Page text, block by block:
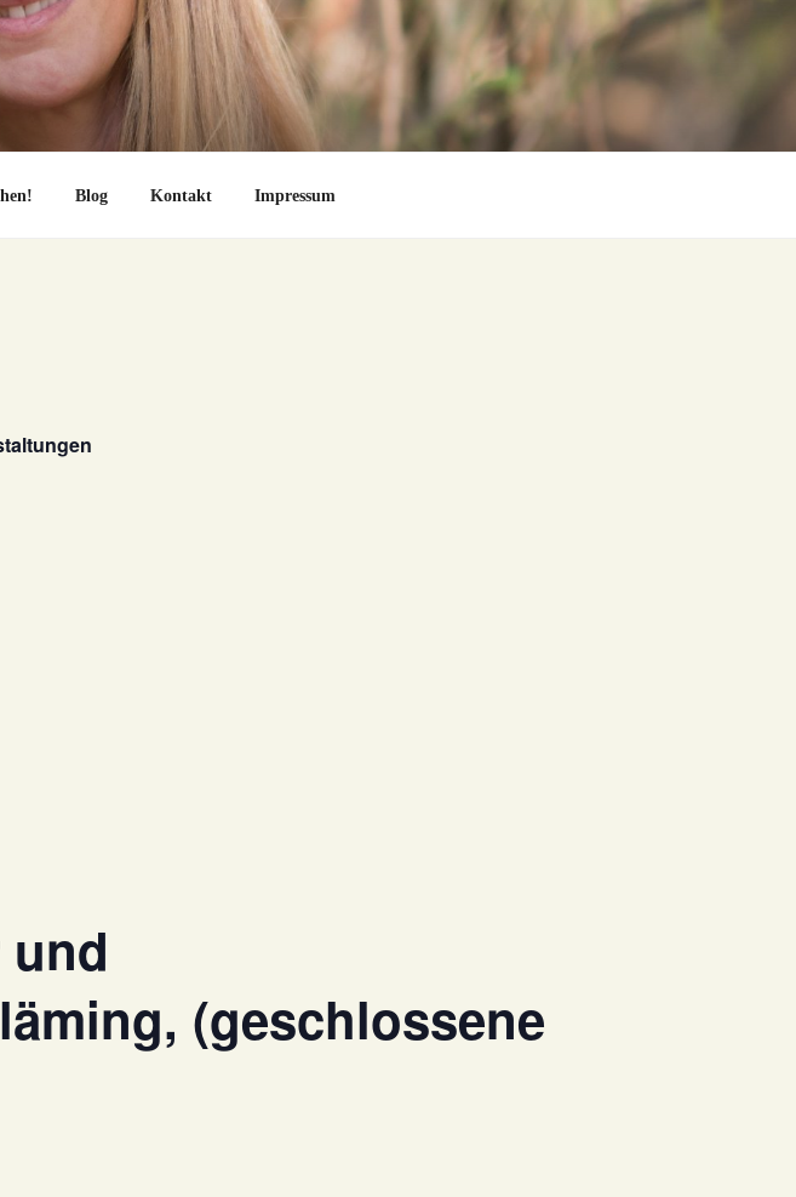
Blog Kontakt Impressum
und
(geschlossene